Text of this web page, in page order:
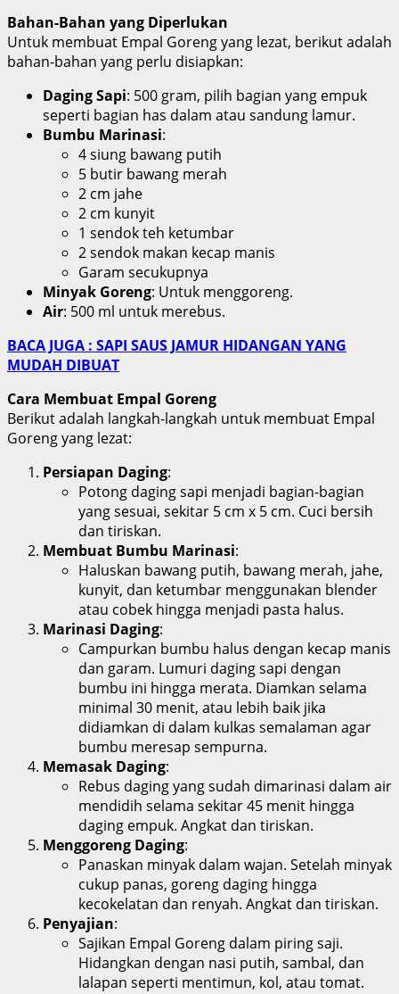
Bahan-Bahan yang Diperlukan
Untuk membuat Empal Goreng yang lezat, berikut adalah
bahan-bahan yang perlu disiapkan:
Daging Sapi: 500 gram, pilih bagian yang empuk
seperti bagian has dalam atau sandung lamur.
Bumbu Marinasi:
4 siung bawang putih
5 butir bawang merah
2 cm jahe
2 cm kunyit
1 sendok teh ketumbar
2 sendok makan kecap manis
Garam secukupnya
Minyak Goreng: Untuk menggoreng.
Air: 500 ml untuk merebus.
BACA JUGA : SAPI SAUS JAMUR HIDANGAN YANG
MUDAH DIBUAT
Cara Membuat Empal Goreng
Berikut adalah langkah-langkah untuk membuat Empal
Goreng yang lezat:
Persiapan Daging:
Potong daging sapi menjadi bagian-bagian
yang sesuai, sekitar 5 cm x 5 cm. Cuci bersih
dan tiriskan.
Membuat Bumbu Marinasi:
Haluskan bawang putih, bawang merah, jahe,
kunyit, dan ketumbar menggunakan blender
atau cobek hingga menjadi pasta halus.
Marinasi Daging:
Campurkan bumbu halus dengan kecap manis
dan garam. Lumuri daging sapi dengan
bumbu ini hingga merata. Diamkan selama
minimal 30 menit, atau lebih baik jika
didiamkan di dalam kulkas semalaman agar
bumbu meresap sempurna.
Memasak Daging:
Rebus daging yang sudah dimarinasi dalam air
mendidih selama sekitar 45 menit hingga
daging empuk. Angkat dan tiriskan.
Menggoreng Daging:
Panaskan minyak dalam wajan. Setelah minyak
cukup panas, goreng daging hingga
kecokelatan dan renyah. Angkat dan tiriskan.
Penyajian:
Sajikan Empal Goreng dalam piring saji.
Hidangkan dengan nasi putih, sambal, dan
lalapan seperti mentimun, kol, atau tomat.